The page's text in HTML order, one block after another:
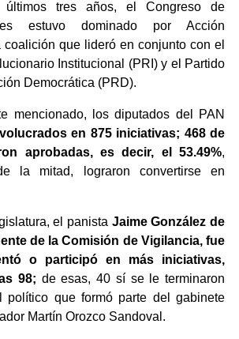
últimos tres años, el Congreso de
estuvo dominado por Acción
coalición que lideró en conjunto con el
Institucional (PRI) y el Partido
Democrática (PRD).
mencionado, los diputados del PAN
en 875 iniciativas; 468 de
aprobadas, es decir, el 53.49%,
la mitad, lograron convertirse en
el panista Jaime González de
de la Comisión de Vigilancia, fue
o participó en más iniciativas,
98; de esas, 40 sí se le terminaron
político que formó parte del gabinete
Martín Orozco Sandoval.